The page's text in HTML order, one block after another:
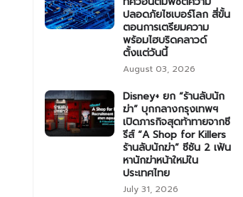
ปลอดภัยไซเบอร์โลก สี่ขั้น
ตอนการเตรียมความ
พร้อมไฮบริดคลาวด์
ตั้งแต่วันนี้
August 03, 2026
Disney+ ยก “ร้านลับนัก
ฆ่า” บุกกลางกรุงเทพฯ
เปิดภารกิจสุดท้าทายจากซี
รีส์ “A Shop for Killers
ร้านลับนักฆ่า” ซีซัน 2 เฟ้น
หานักฆ่าหน้าใหม่ใน
ประเทศไทย
July 31, 2026